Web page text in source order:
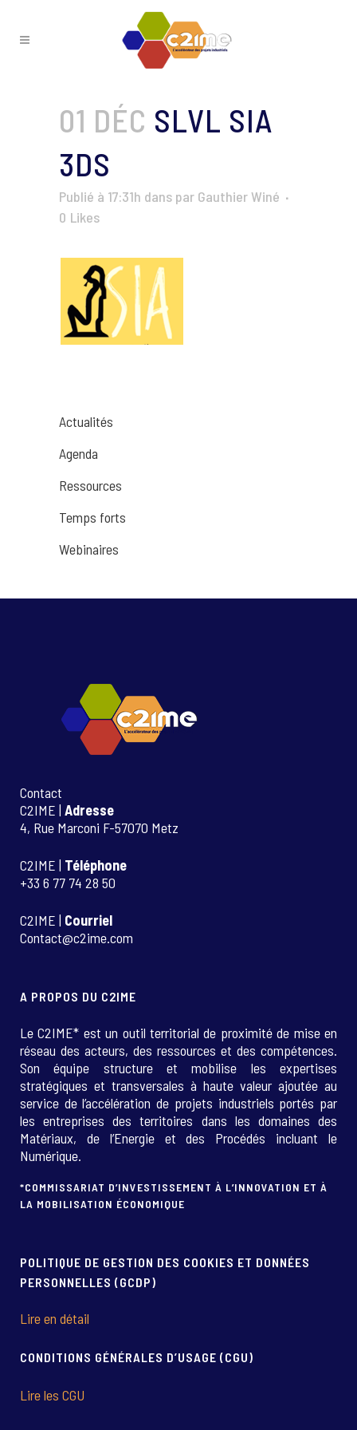
01 DÉC SLVL SIA
3DS
Publié à 17:31h dans par Gauthier Winé
0 Likes
Actualités
Agenda
Ressources
Temps forts
Webinaires
Contact
C2IME | Adresse
4, Rue Marconi F-57070 Metz
C2IME | Téléphone
+33 6 77 74 28 50
C2IME | Courriel
Contact@c2ime.com
A PROPOS DU C2IME
Le C2IME* est un outil territorial de proximité de mise en
réseau des acteurs, des ressources et des compétences.
Son équipe structure et mobilise les expertises
stratégiques et transversales à haute valeur ajoutée au
service de l’accélération de projets industriels portés par
les entreprises des territoires dans les domaines des
Matériaux, de l’Energie et des Procédés incluant le
Numérique.
*COMMISSARIAT D’INVESTISSEMENT À L’INNOVATION ET À
LA MOBILISATION ÉCONOMIQUE
POLITIQUE DE GESTION DES COOKIES ET DONNÉES
PERSONNELLES (GCDP)
Lire en détail
CONDITIONS GÉNÉRALES D’USAGE (CGU)
Lire les CGU